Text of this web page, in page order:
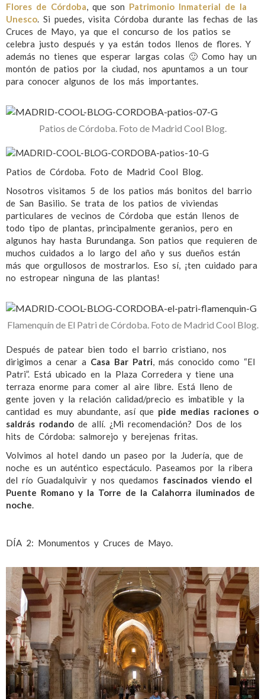
Flores de Córdoba, que son Patrimonio Inmaterial de la
Unesco. Si puedes, visita Córdoba durante las fechas de las
Cruces de Mayo, ya que el concurso de los patios se
celebra justo después y ya están todos llenos de flores. Y
además no tienes que esperar largas colas 🙂 Como hay un
montón de patios por la ciudad, nos apuntamos a un tour
para conocer algunos de los más importantes.
Patios de Córdoba. Foto de Madrid Cool Blog.
Patios de Córdoba. Foto de Madrid Cool Blog.
Nosotros visitamos 5 de los patios más bonitos del barrio
de San Basilio. Se trata de los patios de viviendas
particulares de vecinos de Córdoba que están llenos de
todo tipo de plantas, principalmente geranios, pero en
algunos hay hasta Burundanga. Son patios que requieren de
muchos cuidados a lo largo del año y sus dueños están
más que orgullosos de mostrarlos. Eso sí, ¡ten cuidado para
no estropear ninguna de las plantas!
Flamenquín de El Patri de Córdoba. Foto de Madrid Cool Blog.
Después de patear bien todo el barrio cristiano, nos
dirigimos a cenar a Casa Bar Patri, más conocido como “El
Patri”. Está ubicado en la Plaza Corredera y tiene una
terraza enorme para comer al aire libre. Está lleno de
gente joven y la relación calidad/precio es imbatible y la
cantidad es muy abundante, así que pide medias raciones o
saldrás rodando de allí. ¿Mi recomendación? Dos de los
hits de Córdoba: salmorejo y berejenas fritas.
Volvimos al hotel dando un paseo por la Judería, que de
noche es un auténtico espectáculo. Paseamos por la ribera
del río Guadalquivir y nos quedamos fascinados viendo el
Puente Romano y la Torre de la Calahorra iluminados de
noche.
DÍA 2: Monumentos y Cruces de Mayo.